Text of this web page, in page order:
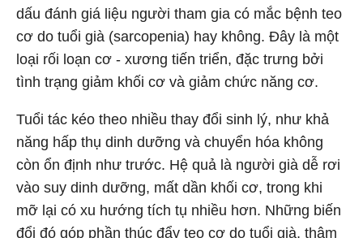
dấu đánh giá liệu người tham gia có mắc bệnh teo
cơ do tuổi già (sarcopenia) hay không. Đây là một
loại rối loạn cơ - xương tiến triển, đặc trưng bởi
tình trạng giảm khối cơ và giảm chức năng cơ.
Tuổi tác kéo theo nhiều thay đổi sinh lý, như khả
năng hấp thụ dinh dưỡng và chuyển hóa không
còn ổn định như trước. Hệ quả là người già dễ rơi
vào suy dinh dưỡng, mất dần khối cơ, trong khi
mỡ lại có xu hướng tích tụ nhiều hơn. Những biến
đổi đó góp phần thúc đẩy teo cơ do tuổi già, thậm